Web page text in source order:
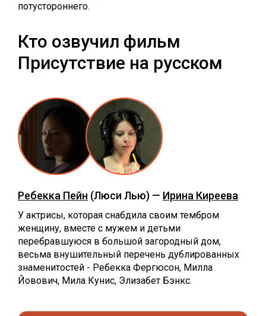
потустороннего.
Кто озвучил фильм
Присутствие на русском
Ребекка Пейн (Люси Лью) — Ирина Киреева
У актрисы, которая снабдила своим тембром
женщину, вместе с мужем и детьми
перебравшуюся в большой загородный дом,
весьма внушительный перечень дублированных
знаменитостей - Ребекка Фергюсон, Милла
Йовович, Мила Кунис, Элизабет Бэнкс.